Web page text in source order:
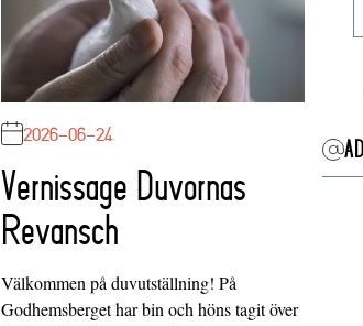
2026-06-24
Vernissage Duvornas
Revansch
Välkommen på duvutställning! På
Godhemsberget har bin och höns tagit över